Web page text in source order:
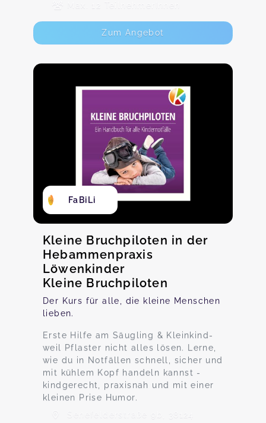
Max. 12 TeilnehmerInnen
Zum Angebot
FaBiLi
Kleine Bruchpiloten in der
Hebammenpraxis
Löwenkinder
Kleine Bruchpiloten
Der Kurs für alle, die kleine Menschen
lieben.
Erste Hilfe am Säugling & Kleinkind-
weil Pflaster nicht alles lösen. Lerne,
wie du in Notfällen schnell, sicher und
mit kühlem Kopf handeln kannst -
kindgerecht, praxisnah und mit einer
kleinen Prise Humor.
Senefelderstraße 9b, 38124